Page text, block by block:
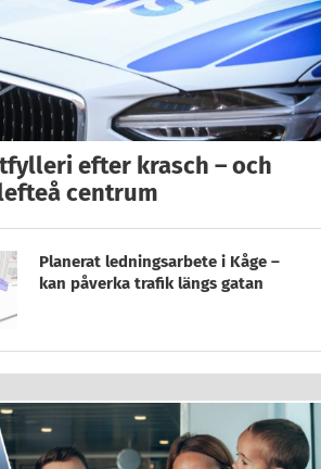
efter krasch – och
centrum
Planerat ledningsarbete i Kåge –
kan påverka trafik längs gatan